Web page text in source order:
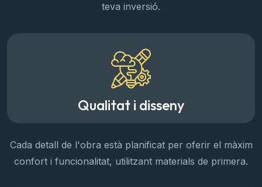
teva inversió.
Qualitat i disseny
Cada detall de l'obra està planificat per oferir el màxim
confort i funcionalitat, utilitzant materials de primera.